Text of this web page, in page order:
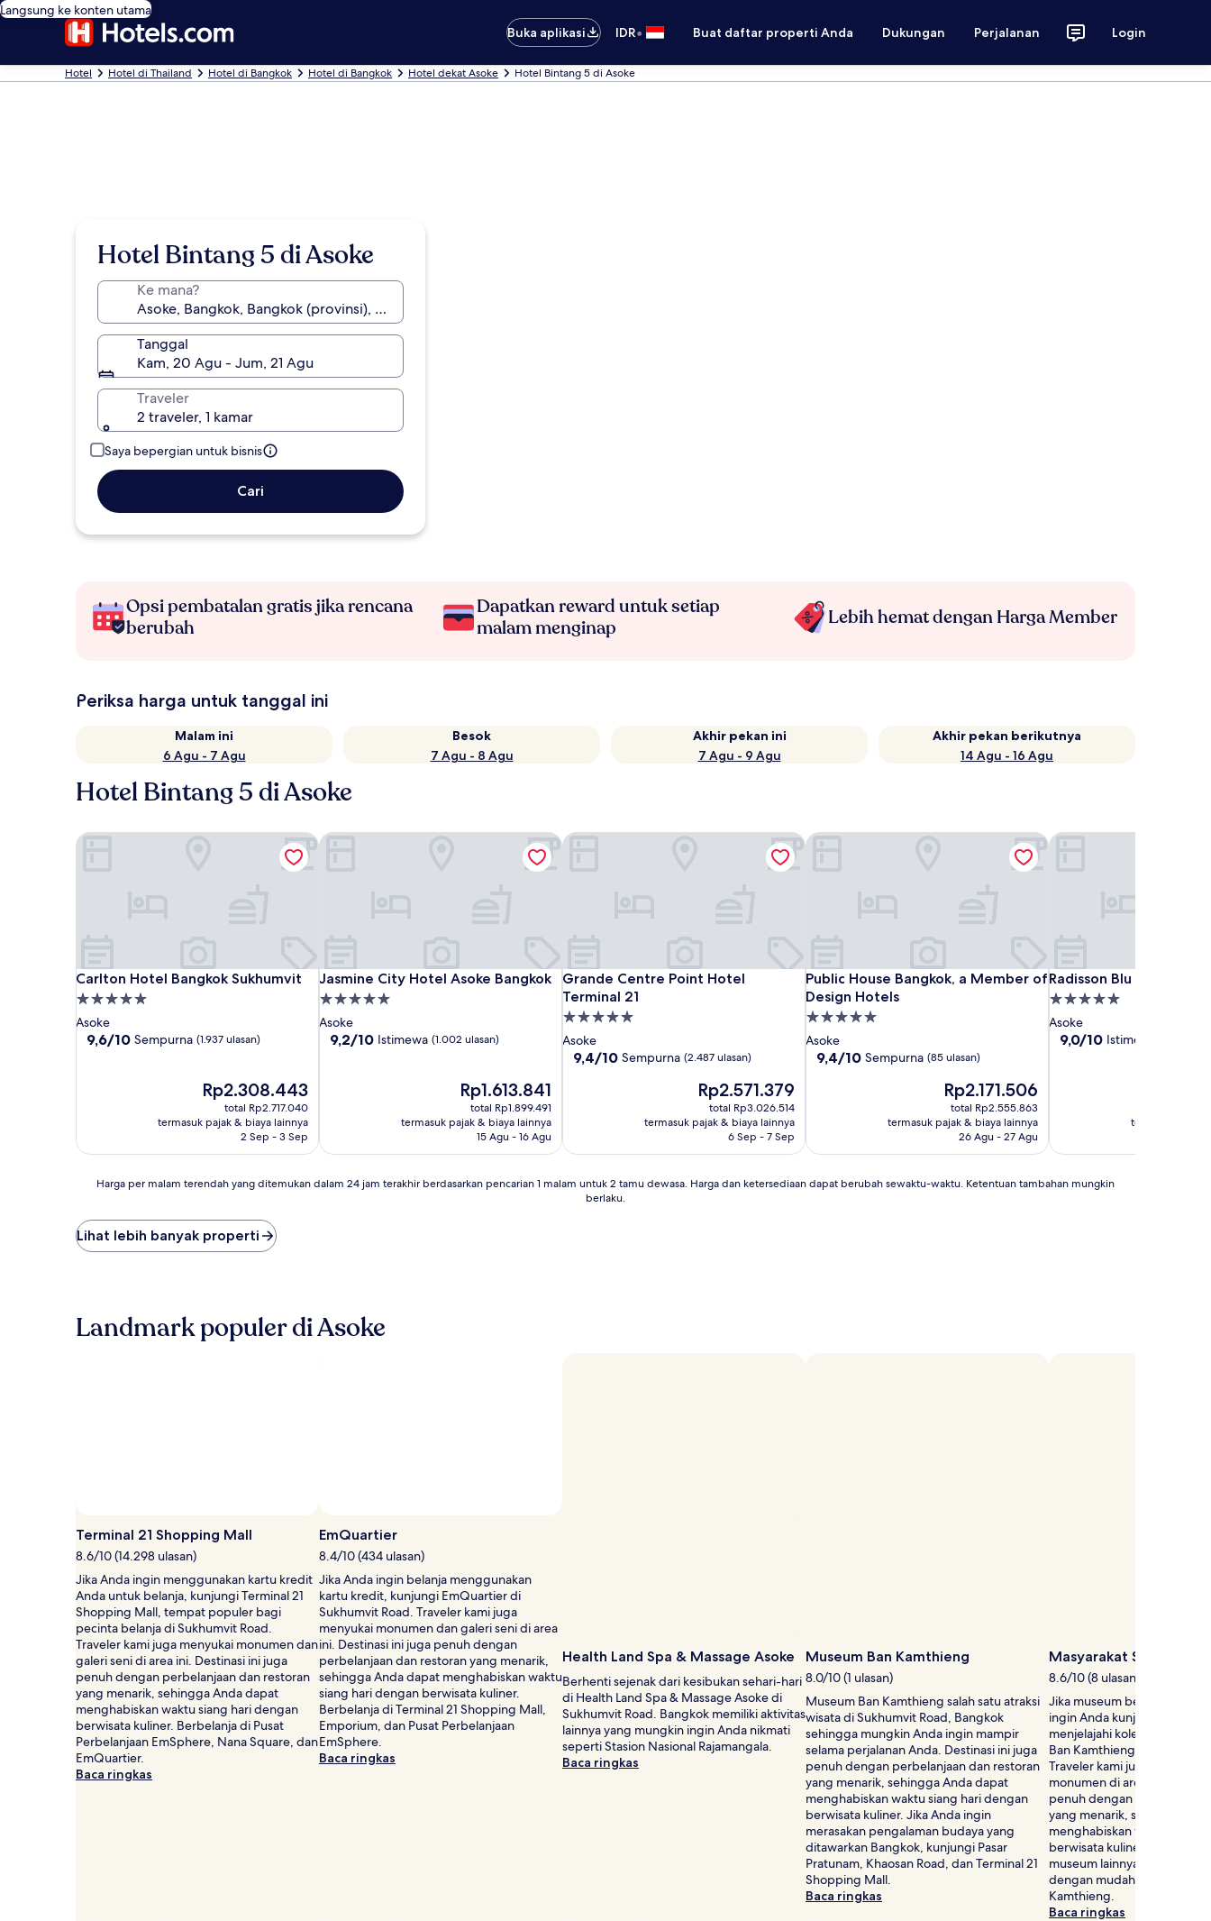
Langsung ke konten utama
Buka aplikasi
IDR• Buat daftar properti Anda Dukungan Perjalanan Login
Hotel Hotel di Thailand Hotel di Bangkok Hotel di Bangkok Hotel dekat Asoke Hotel Bintang 5 di Asoke
Hotel Bintang 5 di Asoke
Ke mana?
Tanggal
Kam, 20 Agu - Jum, 21 Agu
Traveler
2 traveler, 1 kamar
Saya bepergian untuk bisnis
Cari
Opsi pembatalan gratis jika rencana
berubah
Dapatkan reward untuk setiap
malam menginap
Lebih hemat dengan Harga Member
Periksa harga untuk tanggal ini
Malam ini
6 Agu - 7 Agu
Besok
7 Agu - 8 Agu
Akhir pekan ini
7 Agu - 9 Agu
Akhir pekan berikutnya
14 Agu - 16 Agu
Hotel Bintang 5 di Asoke
Carlton Hotel Bangkok Sukhumvit
Carlton Hotel Bangkok Sukhumvit
Properti
bintang
5.0
Asoke
9.6
9,6/10 Sempurna (1.937 ulasan)
Harga
sekarang
Rp2.308.443
Rp2.308.443
total Rp2.717.040
termasuk pajak & biaya lainnya
2 Sep - 3 Sep
Carlton Hotel Bangkok Sukhumvit
Jasmine City Hotel Asoke Bangkok
Jasmine City Hotel Asoke Bangkok
Properti
bintang
5.0
Asoke
9.2
9,2/10 Istimewa (1.002 ulasan)
Harga
sekarang
Rp1.613.841
Rp1.613.841
total Rp1.899.491
termasuk pajak & biaya lainnya
15 Agu - 16 Agu
Jasmine City Hotel Asoke Bangkok
Grande Centre Point Hotel
Terminal 21
Grande Centre Point Hotel Terminal 21
Properti
bintang
5.0
Asoke
9.4
9,4/10 Sempurna (2.487 ulasan)
Harga
sekarang
Rp2.571.379
Rp2.571.379
total Rp3.026.514
termasuk pajak & biaya lainnya
6 Sep - 7 Sep
Grande Centre Point Hotel Terminal 21
Public House Bangkok, a Member of
Design Hotels
Public House Bangkok, a Member of Design Hotels
Properti
bintang
5.0
Asoke
9.4
9,4/10 Sempurna (85 ulasan)
Harga
sekarang
Rp2.171.506
Rp2.171.506
total Rp2.555.863
termasuk pajak & biaya lainnya
26 Agu - 27 Agu
Public House Bangkok, a Member of Design Hotels
Radisson Blu Plaza
Radisson Blu Plaza
Properti
bintang
5.0
Asoke
9.0
9,0/10 Istimewa
termasuk pajak
Radisson Blu Plaza
Harga
malam
terendah
yang
terakhir
berubah
sewaktu-
waktu.
Ketentuan
tambahan
mungkin
berlaku.
Harga per malam terendah yang ditemukan dalam 24 jam terakhir berdasarkan pencarian 1 malam untuk 2 tamu dewasa. Harga dan ketersediaan dapat berubah sewaktu-waktu. Ketentuan tambahan mungkin
berlaku.
Lihat lebih banyak properti
Landmark populer di Asoke
Terbuka
oleh
CJ
Rincon
Terminal 21 Shopping Mall
8.6/10 (14.298 ulasan)
Jika Anda ingin menggunakan kartu kredit
Anda untuk belanja, kunjungi Terminal 21
Shopping Mall, tempat populer bagi
pecinta belanja di Sukhumvit Road.
Traveler kami juga menyukai monumen dan
galeri seni di area ini. Destinasi ini juga
penuh dengan perbelanjaan dan restoran
yang menarik, sehingga Anda dapat
menghabiskan waktu siang hari dengan
berwisata kuliner. Berbelanja di Pusat
Perbelanjaan EmSphere, Nana Square, dan
EmQuartier.
Baca ringkas
EmQuartier
8.4/10 (434 ulasan)
Jika Anda ingin belanja menggunakan
kartu kredit, kunjungi EmQuartier di
Sukhumvit Road. Traveler kami juga
menyukai monumen dan galeri seni di area
ini. Destinasi ini juga penuh dengan
perbelanjaan dan restoran yang menarik,
sehingga Anda dapat menghabiskan waktu
siang hari dengan berwisata kuliner.
Berbelanja di Terminal 21 Shopping Mall,
Emporium, dan Pusat Perbelanjaan
EmSphere.
Baca ringkas
Health Land Spa & Massage Asoke
Berhenti sejenak dari kesibukan sehari-hari
di Health Land Spa & Massage Asoke di
Sukhumvit Road. Bangkok memiliki aktivitas
lainnya yang mungkin ingin Anda nikmati
seperti Stasion Nasional Rajamangala.
Baca ringkas
Museum Ban Kamthieng
8.0/10 (1 ulasan)
Museum Ban Kamthieng salah satu atraksi
wisata di Sukhumvit Road, Bangkok
sehingga mungkin Anda ingin mampir
selama perjalanan Anda. Destinasi ini juga
penuh dengan perbelanjaan dan restoran
yang menarik, sehingga Anda dapat
menghabiskan waktu siang hari dengan
berwisata kuliner. Jika Anda ingin
merasakan pengalaman budaya yang
ditawarkan Bangkok, kunjungi Pasar
Pratunam, Khaosan Road, dan Terminal 21
Shopping Mall.
Baca ringkas
Masyarakat Siam &
8.6/10 (8 ulasan)
Jika museum berada di
ingin Anda kunjungi, Anda
menjelajahi koleksi di
Ban Kamthieng di
Traveler kami juga
monumen di area ini.
penuh dengan
yang menarik, sehingga
menghabiskan waktu siang
berwisata kuliner. Jika Anda
museum lainnya di
dengan mudah berjalan ke
Kamthieng.
Baca ringkas